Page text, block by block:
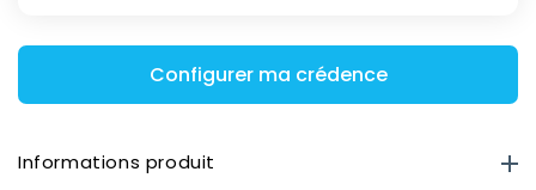
Configurer ma crédence
Informations produit